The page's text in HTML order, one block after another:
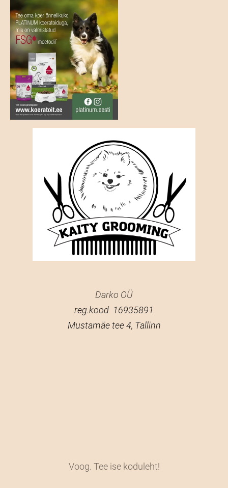
Darko OÜ
reg.kood 16935891
Mustamäe tee 4, Tallinn
Voog. Tee ise koduleht!